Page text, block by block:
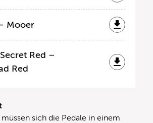
Mooer
Red –
Red
sich die Pedale in einem